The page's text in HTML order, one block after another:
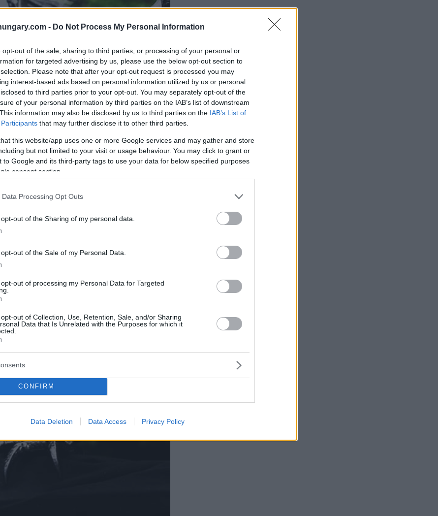
- Do Not Process My Personal Information
opt-out of the sale, sharing to third parties, or processing of your personal or
for targeted advertising by us, please use the below opt-out section to
Please note that after your opt-out request is processed you may
interest-based ads based on personal information utilized by us or personal
to third parties prior to your opt-out. You may separately opt-out of the
of your personal information by third parties on the IAB’s list of downstream
information may also be disclosed by us to third parties on the IAB’s List of
that may further disclose it to other third parties.
this website/app uses one or more Google services and may gather and store
but not limited to your visit or usage behaviour. You may click to grant or
to Google and its third-party tags to use your data for below specified purposes
consent section.
Data Processing Opt Outs
out of the Sharing of my personal data.
out of the Sale of my Personal Data.
out of processing my Personal Data for Targeted
out of Collection, Use, Retention, Sale, and/or Sharing
Data that Is Unrelated with the Purposes for which it
CONFIRM
Data Deletion Data Access Privacy Policy